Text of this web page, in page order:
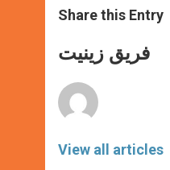
t
s
p
p
s
e
g
e
e
b
o
k
Share this Entry
فريق زينيت
View all articles